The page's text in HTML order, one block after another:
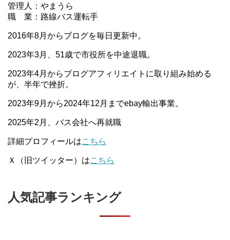
管理人：やまうら
職 業：路線バス運転手
2016年8月からブログを毎日更新中。
2023年3月、51歳で市役所を中途退職。
2023年4月からブログアフィリエイトに取り組み始める
が、半年で挫折。
2023年9月から2024年12月までebay輸出事業。
2025年2月、バス会社へ再就職
詳細プロフィールはこちら
Ｘ（旧ツイッター）はこちら
人気記事ランキング